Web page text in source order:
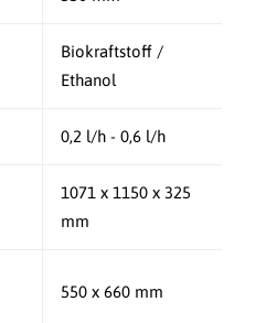
Biokraftstoff /
Ethanol
0,2 l/h - 0,6 l/h
1071 x 1150 x 325
mm
550 x 660 mm